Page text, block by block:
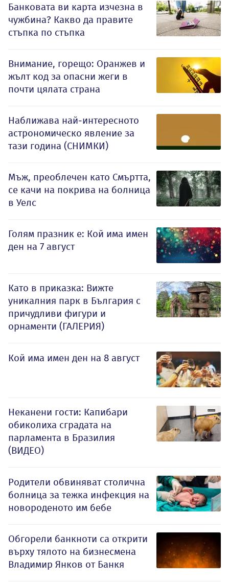
Банковата ви карта изчезна в
чужбина? Какво да правите
стъпка по стъпка
Внимание, горещо: Оранжев и
жълт код за опасни жеги в
почти цялата страна
Наближава най-интересното
астрономическо явление за
тази година (СНИМКИ)
Мъж, преоблечен като Смъртта,
се качи на покрива на болница
в Уелс
Голям празник е: Кой има имен
ден на 7 август
Като в приказка: Вижте
уникалния парк в България с
причудливи фигури и
орнаменти (ГАЛЕРИЯ)
Кой има имен ден на 8 август
Неканени гости: Капибари
обиколиха сградата на
парламента в Бразилия
(ВИДЕО)
Родители обвиняват столична
болница за тежка инфекция на
новороденото им бебе
Обгорели банкноти са открити
върху тялото на бизнесмена
Владимир Янков от Банкя